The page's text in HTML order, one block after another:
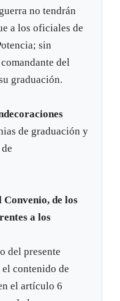
no tendrán
a los oficiales de
sin
del
graduación.
de graduación y
de los
a los
del presente
contenido de
el artículo 6